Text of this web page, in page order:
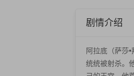
剧情介绍
阿拉底（萨莎
统统被射杀。